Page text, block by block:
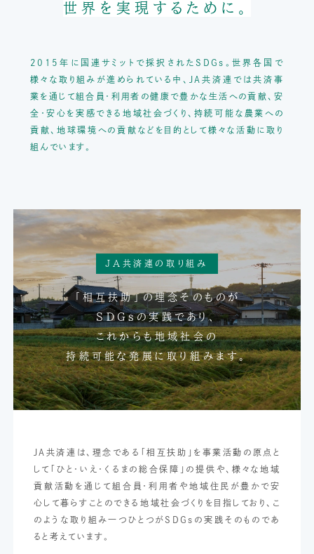
世界を実現するために。
2015年に国連サミットで採択されたSDGs。 世界各国で
様々な取り組みが進められている中、JA共済連では共済事
業を通じて組合員・利用者の健康で豊かな生活への貢献、安
全・安心を実感できる地域社会づくり、 持続可能な農業への
貢献、地球環境への貢献などを目的として様々な活動に取り
組んでいます。
JA共済連の取り組み
「相互扶助」の理念そのものが
SDGsの実践であり、
これからも地域社会の
持続可能な発展に取り組みます。
JA共済連は、理念である「相互扶助」を事業活動の原点と
して「ひと・いえ・くるまの総合保障」の提供や、様々な地域
貢献活動を通じて組合員・利用者や地域住民が豊かで安
心して暮らすことのできる地域社会づくりを目指しており、こ
のような取り組み一つひとつがSDGsの実践そのものであ
ると考えています。